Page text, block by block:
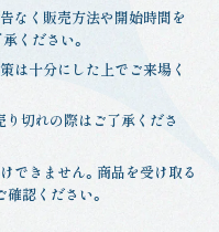
なく販売方法や開始時間を
ください。
は十分にした上でご来場く
切れの際はご了承くださ
できません。商品を受け取る
認ください。